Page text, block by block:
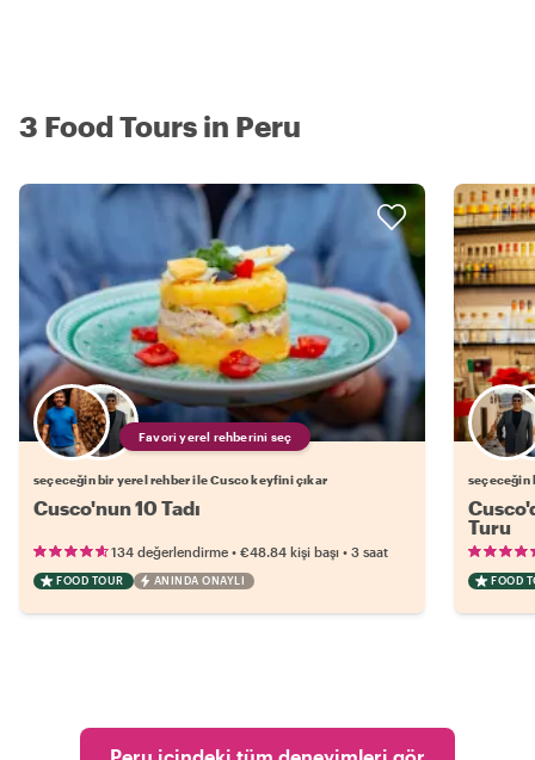
3 Food Tours in Peru
Favori yerel rehberini seç
seçeceğin bir yerel rehber ile Cusco keyfini çıkar
Cusco'nun 10 Tadı
134 değerlendirme • €48.84 kişi başı • 3 saat
FOOD TOUR ANINDA ONAYLI
seçeceğin
Turu
FOOD
Peru içindeki tüm deneyimleri gör